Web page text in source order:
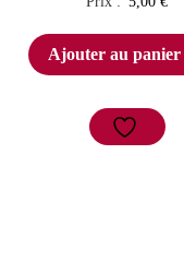
Ajouter au panier